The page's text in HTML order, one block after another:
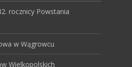
rocznicy Powstania
w Wągrowcu
Wielkopolskich